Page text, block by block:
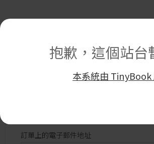
抱歉，這個站台
本系統由 TinyBook
要追蹤您的訂單請在下方的區塊中輸入您
"追蹤" 按鈕. 這個號碼在給你的訂購確認
訂單上的電子郵件地址